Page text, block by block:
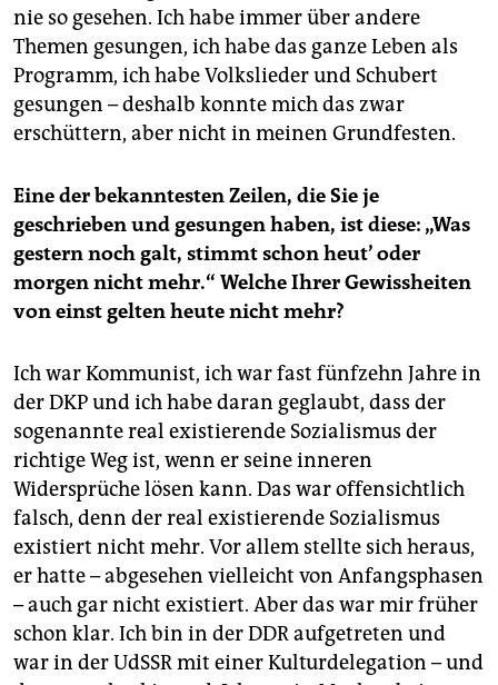
nie so gesehen. Ich habe immer über andere
Themen gesungen, ich habe das ganze Leben als
Programm, ich habe Volkslieder und Schubert
gesungen – deshalb konnte mich das zwar
erschüttern, aber nicht in meinen Grundfesten.
Eine der bekanntesten Zeilen, die Sie je
geschrieben und gesungen haben, ist diese: „Was
gestern noch galt, stimmt schon heut’ oder
morgen nicht mehr.“ Welche Ihrer Gewissheiten
von einst gelten heute nicht mehr?
Ich war Kommunist, ich war fast fünfzehn Jahre in
der DKP und ich habe daran geglaubt, dass der
sogenannte real existierende Sozialismus der
richtige Weg ist, wenn er seine inneren
Widersprüche lösen kann. Das war offensichtlich
falsch, denn der real existierende Sozialismus
existiert nicht mehr. Vor allem stellte sich heraus,
er hatte – abgesehen vielleicht von Anfangsphasen
– auch gar nicht existiert. Aber das war mir früher
schon klar. Ich bin in der DDR aufgetreten und
war in der UdSSR mit einer Kulturdelegation – und